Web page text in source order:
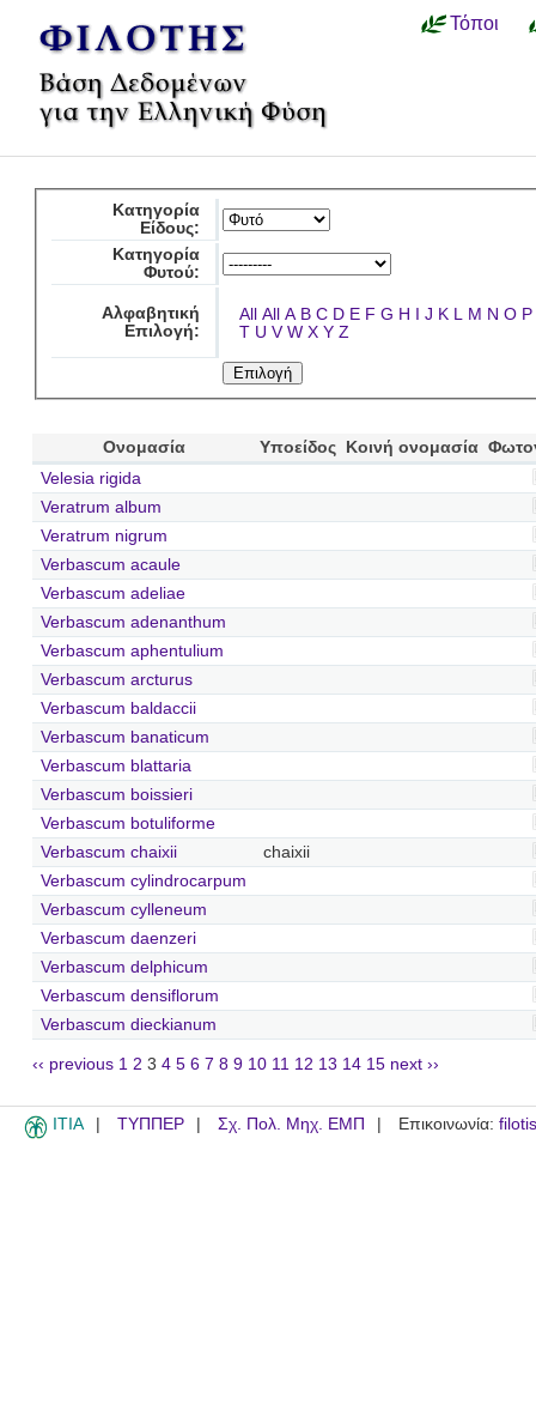
Τόποι
Κατηγορία
Είδους:
Κατηγορία
Φυτού:
Αλφαβητική
Επιλογή:
All All A B C D E F G H I J K L M N O P
T U V W X Y Z
Ονομασία Υποείδος Κοινή ονομασία
Velesia rigida
Veratrum album
Veratrum nigrum
Verbascum acaule
Verbascum adeliae
Verbascum adenanthum
Verbascum aphentulium
Verbascum arcturus
Verbascum baldaccii
Verbascum banaticum
Verbascum blattaria
Verbascum boissieri
Verbascum botuliforme
Verbascum chaixii
chaixii
Verbascum cylindrocarpum
Verbascum cylleneum
Verbascum daenzeri
Verbascum delphicum
Verbascum densiflorum
Verbascum dieckianum
‹‹ previous 1 2 3 4 5 6 7 8 9 10 11 12 13 14 15 next ››
ITIA ΤΥΠΠΕΡ Σχ. Πολ. Μηχ. ΕΜΠ Επικοινωνία: